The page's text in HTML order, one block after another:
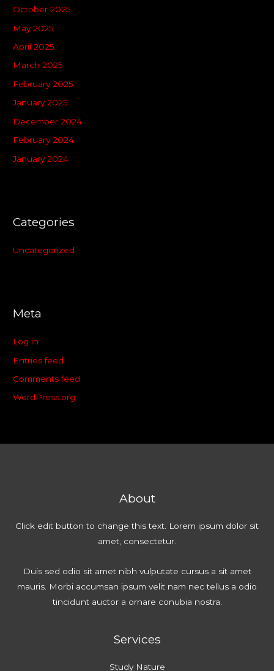
October 2025
May 2025
April 2025
March 2025
February 2025
January 2025
December 2024
February 2024
January 2024
Categories
Uncategorized
Meta
Log in
Entries feed
Comments feed
WordPress.org
About
Click edit button to change this text. Lorem ipsum dolor sit
amet, consectetur.
Duis sed odio sit amet nibh vulputate cursus a sit amet
mauris. Morbi accumsan ipsum velit nam nec tellus a odio
tincidunt auctor a ornare conubia nostra.
Services
Study Nature